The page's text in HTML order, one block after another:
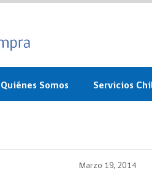
Quiénes Somos Servicios
ChileCompra
Marzo 19, 2014